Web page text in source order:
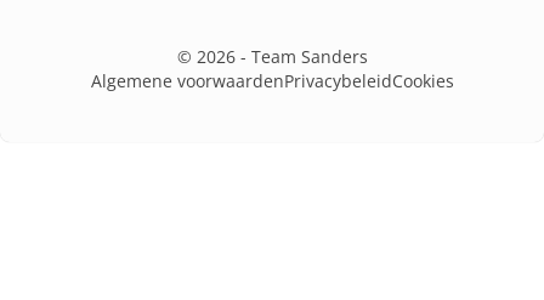
© 2026 - Team Sanders
Algemene voorwaardenPrivacybeleidCookies